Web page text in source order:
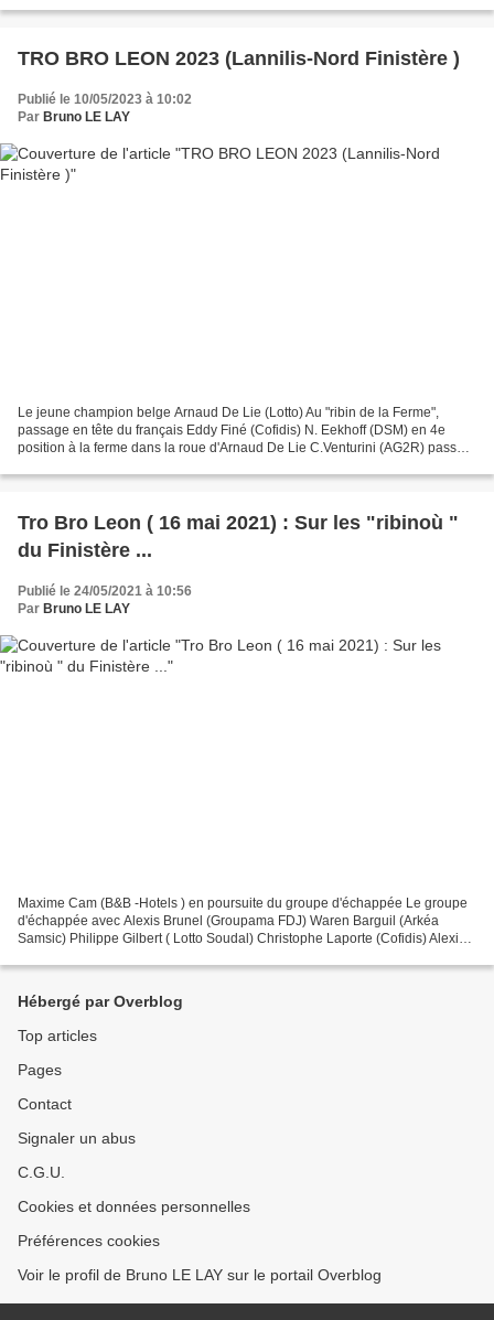
TRO BRO LEON 2023 (Lannilis-Nord Finistère )
Publié le 10/05/2023 à 10:02
Par Bruno LE LAY
Le jeune champion belge Arnaud De Lie (Lotto) Au "ribin de la Ferme",
passage en tête du français Eddy Finé (Cofidis) N. Eekhoff (DSM) en 4e
position à la ferme dans la roue d'Arnaud De Lie C.Venturini (AG2R) passe
Tro Bro Leon ( 16 mai 2021) : Sur les "ribinoù "
du Finistère ...
Publié le 24/05/2021 à 10:56
Par Bruno LE LAY
Maxime Cam (B&B -Hotels ) en poursuite du groupe d'échappée Le groupe
d'échappée avec Alexis Brunel (Groupama FDJ) Waren Barguil (Arkéa
Samsic) Philippe Gilbert ( Lotto Soudal) Christophe Laporte (Cofidis) Alexis
Hébergé par Overblog
Top articles
Pages
Contact
Signaler un abus
C.G.U.
Cookies et données personnelles
Préférences cookies
Voir le profil de Bruno LE LAY sur le portail Overblog